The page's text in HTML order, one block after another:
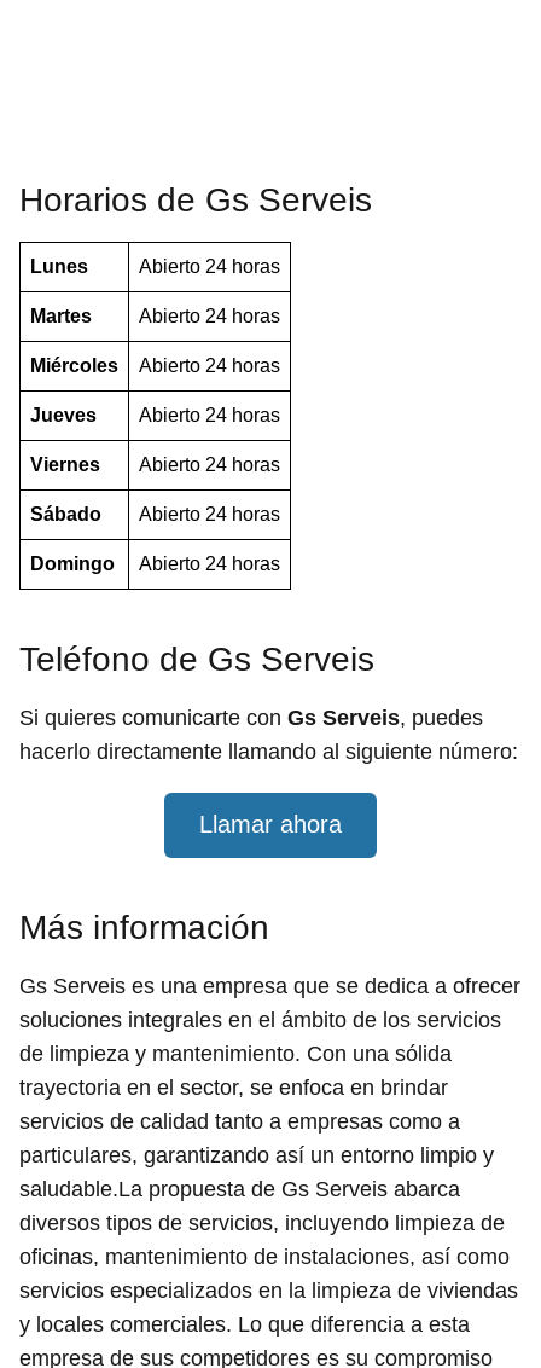
Horarios de Gs Serveis
Lunes Abierto 24 horas
Martes Abierto 24 horas
Miércoles Abierto 24 horas
Jueves Abierto 24 horas
Viernes Abierto 24 horas
Sábado Abierto 24 horas
Domingo Abierto 24 horas
Teléfono de Gs Serveis
Si quieres comunicarte con Gs Serveis, puedes
hacerlo directamente llamando al siguiente número:
Llamar ahora
Más información
Gs Serveis es una empresa que se dedica a ofrecer
soluciones integrales en el ámbito de los servicios
de limpieza y mantenimiento. Con una sólida
trayectoria en el sector, se enfoca en brindar
servicios de calidad tanto a empresas como a
particulares, garantizando así un entorno limpio y
saludable.La propuesta de Gs Serveis abarca
diversos tipos de servicios, incluyendo limpieza de
oficinas, mantenimiento de instalaciones, así como
servicios especializados en la limpieza de viviendas
y locales comerciales. Lo que diferencia a esta
empresa de sus competidores es su compromiso